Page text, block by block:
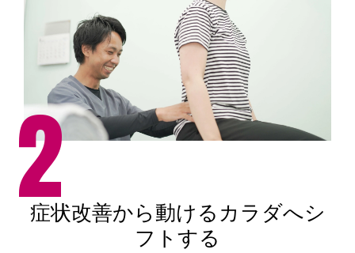
2
症状改善から動けるカラダへシ
フトする